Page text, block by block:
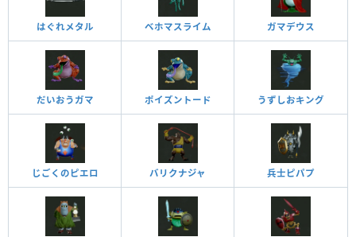
はぐれメタル ベホマスライム ガマデウス
だいおうガマ ポイズントード うずしおキング
じごくのピエロ バリクナジャ 兵士ピパプ